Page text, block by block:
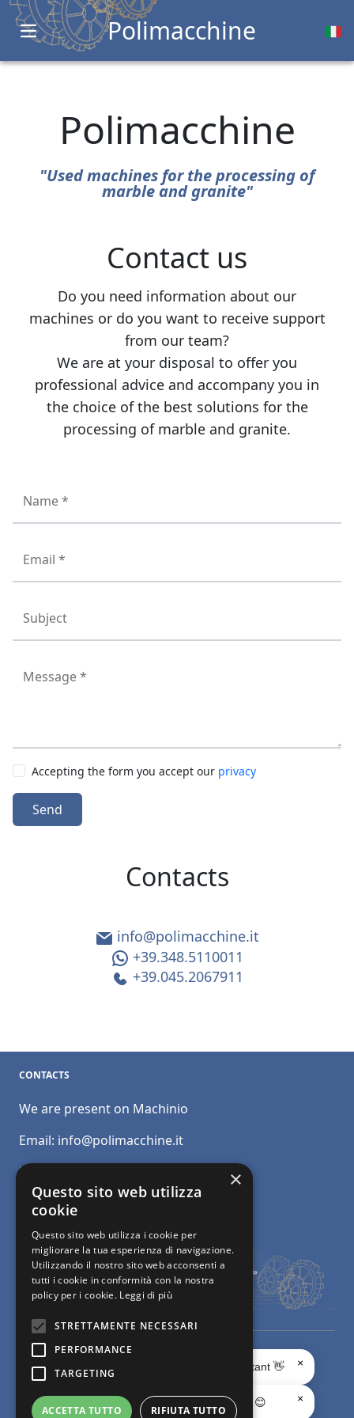
Open main menuPolimacchine
Polimacchine
"Used machines for the processing of
marble and granite"
Contact us
Do you need information about our
machines or do you want to receive support
from our team?
We are at your disposal to offer you
professional advice and accompany you in
the choice of the best solutions for the
processing of marble and granite.
Name *
Email *
Subject
Message *
Accepting the form you accept our privacy
Send
Contacts
info@polimacchine.it
+39.348.5110011
+39.045.2067911
CONTACTS
We are present on Machinio
Email: info@polimacchine.it
Phone:
Mobile:+39 348 5110011
© Polimacchine Verona Italia
- Used machines for the
processing of marble and granite -
Ciao, sono il tuo AI Assistant 👋 ×
Chiedimi quello che vuoi 😊 ×
×
Questo sito web utilizza
cookie
Questo sito web utilizza i cookie per
migliorare la tua esperienza di navigazione.
Utilizzando il nostro sito web acconsenti a
tutti i cookie in conformità con la nostra
policy per i cookie. Leggi di più
STRETTAMENTE NECESSARI
PERFORMANCE
TARGETING
ACCETTA TUTTO RIFIUTA TUTTO